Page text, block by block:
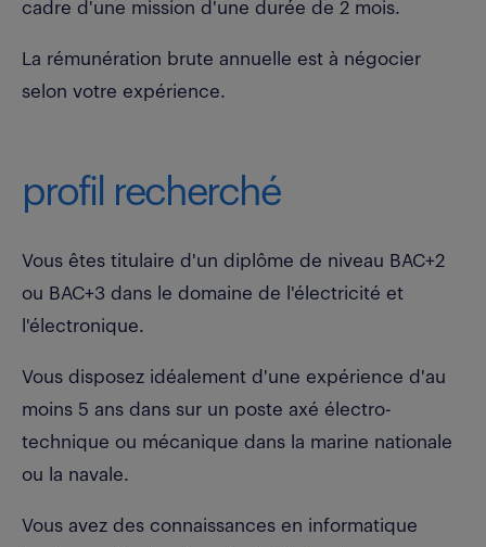
cadre d'une mission d'une durée de 2 mois.
La rémunération brute annuelle est à négocier
selon votre expérience.
profil recherché
Vous êtes titulaire d'un diplôme de niveau BAC+2
ou BAC+3 dans le domaine de l'électricité et
l'électronique.
Vous disposez idéalement d'une expérience d'au
moins 5 ans dans sur un poste axé électro-
technique ou mécanique dans la marine nationale
ou la navale.
Vous avez des connaissances en informatique